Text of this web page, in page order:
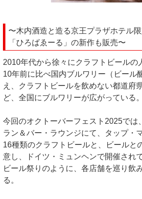
〜木内酒造と造る京王プラザホテル
「ひろばゑーる」の新作も販売〜
2010年代から徐々にクラフトビールの
10年前に比べ国内ブルワリー（ビール
え、クラフトビールを飲めない都道府
ど、全国にブルワリーが広がっている。
今回のオクトーバーフェスト2025では
ラン＆バー・ラウンジにて、タップ・
16種類のクラフトビールと、ビールと
意し、ドイツ・ミュンヘンで開催され
ビール祭りのように、各店舗を巡り飲
る。